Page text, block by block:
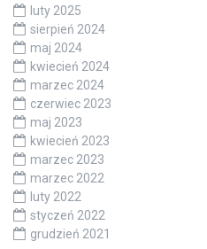
luty 2025
sierpień 2024
maj 2024
kwiecień 2024
marzec 2024
czerwiec 2023
maj 2023
kwiecień 2023
marzec 2023
marzec 2022
luty 2022
styczeń 2022
grudzień 2021